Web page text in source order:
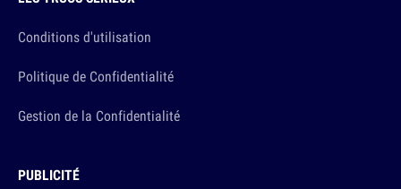
Conditions d'utilisation
Politique de Confidentialité
Gestion de la Confidentialité
PUBLICITÉ